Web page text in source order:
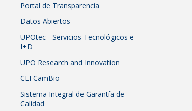
Portal de Transparencia
Datos Abiertos
UPOtec - Servicios Tecnológicos e
I+D
UPO Research and Innovation
CEI CamBio
Sistema Integral de Garantía de
Calidad